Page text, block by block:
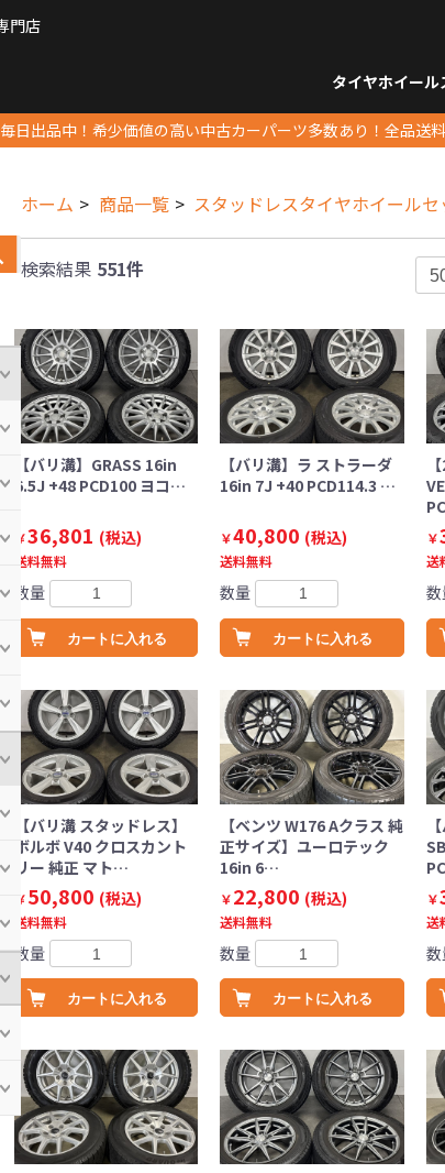
門店
タイヤホイール
毎日出品中！希少価値の高い中古カーパーツ多数あり！全品送料
ホーム 商品一覧 スタッドレスタイヤホイールセ
検索結果 551件
【バリ溝】GRASS 16in
6.5J +48 PCD100 ヨコ…
￥36,801 (税込)
送料無料
数量
カートに入れる
【バリ溝】ラ ストラーダ
16in 7J +40 PCD114.3 …
￥40,800 (税込)
送料無料
数量
カートに入れる
￥
送
【バリ溝 スタッドレス】
ボルボ V40 クロスカント
リー 純正 マト…
￥50,800 (税込)
送料無料
数量
カートに入れる
【ベンツ W176 Aクラス 純
正サイズ】ユーロテック
16in 6…
￥22,800 (税込)
送料無料
数量
カートに入れる
￥
送